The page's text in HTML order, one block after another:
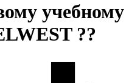
учебному
??